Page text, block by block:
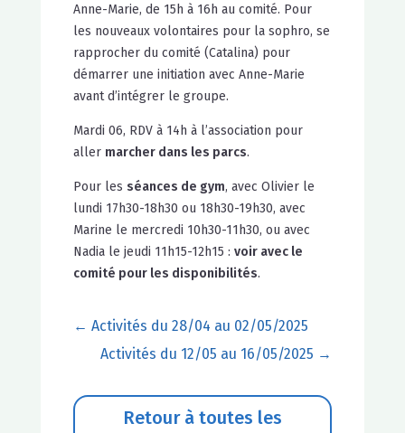
Anne-Marie, de 15h à 16h au comité. Pour
les nouveaux volontaires pour la sophro, se
rapprocher du comité (Catalina) pour
démarrer une initiation avec Anne-Marie
avant d’intégrer le groupe.
Mardi 06, RDV à 14h à l’association pour
aller marcher dans les parcs.
Pour les séances de gym, avec Olivier le
lundi 17h30-18h30 ou 18h30-19h30, avec
Marine le mercredi 10h30-11h30, ou avec
Nadia le jeudi 11h15-12h15 : voir avec le
comité pour les disponibilités.
← Activités du 28/04 au 02/05/2025
Activités du 12/05 au 16/05/2025 →
Retour à toutes les